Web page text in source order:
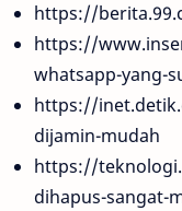
https://
https://
whatsapp-yang-
https://
dijamin-mudah
https://
dihapus-sangat-